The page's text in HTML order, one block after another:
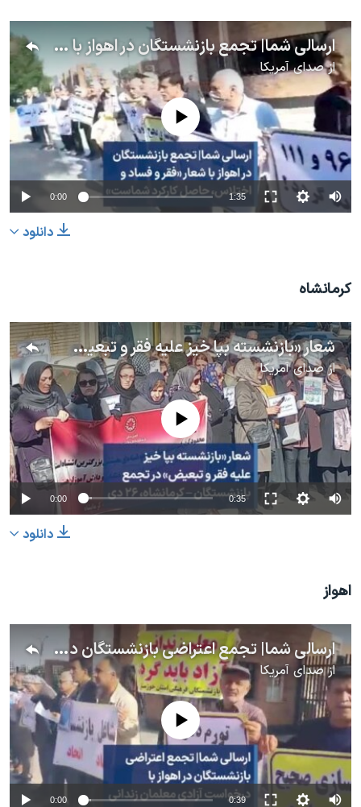
ارسالی شما| تجمع بازنشستگان در اهواز با شعار «فقر و فساد و اختلاس،‌ حاصل کارکرد شماست»
ازصدای آمریکا
No media source currently available
0:00 1:35
دانلود
کرمانشاه
شعار «بازنشسته بپا خیز علیه فقر و تبعیض» در تجمع بازنشستگان – کرمانشاه، ۲۶ دی
ازصدای آمریکا
No media source currently available
0:00 0:35
دانلود
اهواز
ارسالی شما| تجمع اعتراضی بازنشستگان در اهواز با درخواست آزادی معلمان زندانی
ازصدای آمریکا
No media source currently available
0:00 0:39